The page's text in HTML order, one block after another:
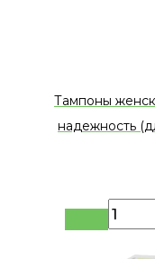
Тампоны
надежность